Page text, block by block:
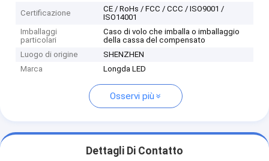
Certificazione
CE / RoHs / FCC / CCC / ISO9001 /
ISO14001
Imballaggi
particolari
Caso di volo che imballa o imballaggio
della cassa del compensato
Luogo di origine
SHENZHEN
Marca
Longda LED
Osservi più
Dettagli Di Contatto